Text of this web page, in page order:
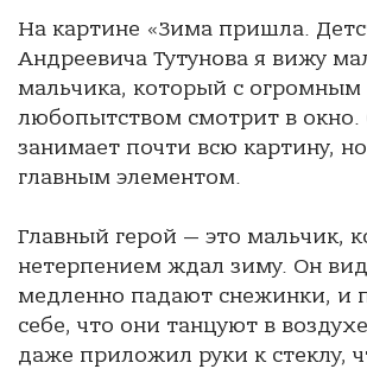
На картине «Зима пришла.
Андреевича Тутунова я вижу
мальчика, который с огромным
любопытством смотрит в окно.
занимает почти всю картину,
главным элементом.
Главный герой — это мальчик,
нетерпением ждал зиму. Он
медленно падают снежинки, и
себе, что они танцуют в
даже приложил руки к стеклу,